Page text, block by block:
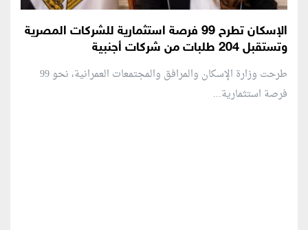
الإسكان تطرح 99 فرصة استثمارية للشركات المصرية
وتستقبل 204 طلبات من شركات أجنبية
طرحت وزارة الإسكان والمرافق والمجتمعات العمرانية، نحو 99
فرصة استثمارية...